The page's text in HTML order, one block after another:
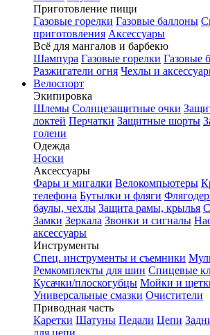
Приготовление пищи
Газовые горелки Газовые баллоны
приготовления Аксессуары
Всё для мангалов и барбекю
Шампура Газовые горелки Газовые
Разжигатели огня Чехлы и
Велоспорт
Экипировка
Шлемы Солнцезащитные очки
локтей Перчатки Защитные шорты
голени
Одежда
Носки
Аксессуары
Фары и мигалки Велокомпьютеры
телефона Бутылки и фляги
баулы, чехлы Защита рамы, крылья
Замки Зеркала Звонки и сигналы
аксессуары
Инструменты
Спец. инструменты и съемники
Ремкомплекты для шин Спицевые
Кусачки/плоскогубцы Мойки и
Универсальные смазки Очистители
Приводная часть
Каретки Шатуны Педали Цепи